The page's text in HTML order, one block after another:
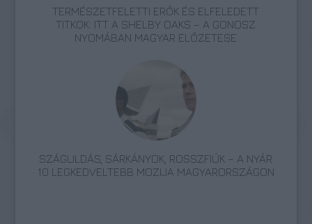
TERMÉSZETFELETTI ERŐK ÉS ELFELEDETT
TITKOK: ITT A SHELBY OAKS – A GONOSZ
NYOMÁBAN MAGYAR ELŐZETESE
SZÁGULDÁS, SÁRKÁNYOK, ROSSZFIÚK – A NYÁR
10 LEGKEDVELTEBB MOZIJA MAGYARORSZÁGON